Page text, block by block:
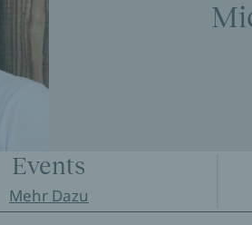
Events
Mehr Dazu